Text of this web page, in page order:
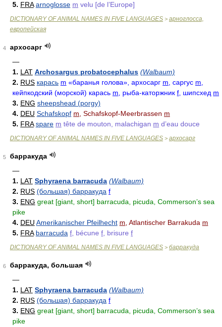
5. FRA arnoglosse m velu [de l’Europe]
DICTIONARY OF ANIMAL NAMES IN FIVE LANGUAGES > арноглосса,
европейская
4
архосарг
—
1. LAT Archosargus probatocephalus (Walbaum)
2. RUS карась m «баранья голова», архосарг m , саргус m
кейпкодский (морской) карась m , рыба-каторжник f , шипсхед m
3. ENG sheepshead (porgy)
4. DEU Schafskopf m , Schafskopf-Meerbrassen m
5. FRA spare m tête de mouton, malachigan m d’eau douce
DICTIONARY OF ANIMAL NAMES IN FIVE LANGUAGES > архосарг
5
барракуда
—
1. LAT Sphyraena barracuda (Walbaum)
2. RUS (большая) барракуда f
3. ENG great [giant, short] barracuda, picuda, Commerson’s sea
pike
4. DEU Amerikanischer Pfeilhecht m , Atlantischer Barrakuda m
5. FRA barracuda f , bécune f , brisure f
DICTIONARY OF ANIMAL NAMES IN FIVE LANGUAGES > барракуда
6
барракуда, большая
—
1. LAT Sphyraena barracuda (Walbaum)
2. RUS (большая) барракуда f
3. ENG great [giant, short] barracuda, picuda, Commerson’s sea
pike